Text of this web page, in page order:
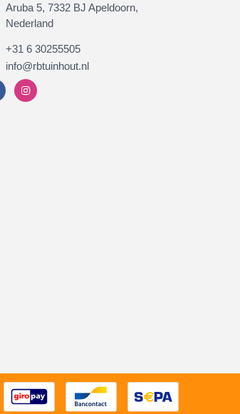
Aruba 5, 7332 BJ Apeldoorn,
Nederland
+31 6 30255505
info@rbtuinhout.nl